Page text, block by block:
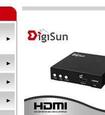
►
►
►
►